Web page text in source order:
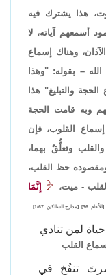
هذا يشترك فيه
أسمعهم آياته، لا
وهناك إسماع
– بقوله: "وهذا
والتبليغ" هذا
وبه قامت الحجة
القلوب، فإن
وتعلُّقٌ بهما،
حظ القلب،
- ميت،
إِنَّمَا
[الأنعام: 36]. [مدارج السالكين: 1/67].
لمن تنادي
القلب
تنفُخ في